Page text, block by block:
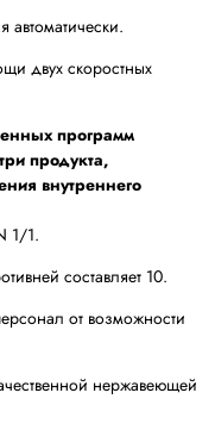
автоматически.
двух скоростных
программ
продукта,
внутреннего
1/1.
составляет 10.
от возможности
нержавеющей